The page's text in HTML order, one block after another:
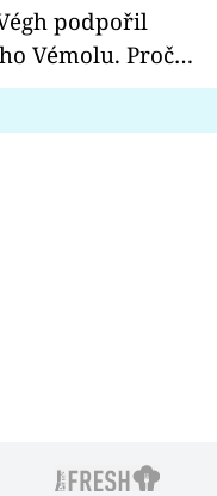
Vémolu. Proč
zápasit s ním než